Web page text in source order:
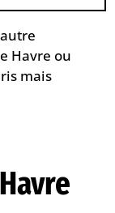
Havre ou
mais